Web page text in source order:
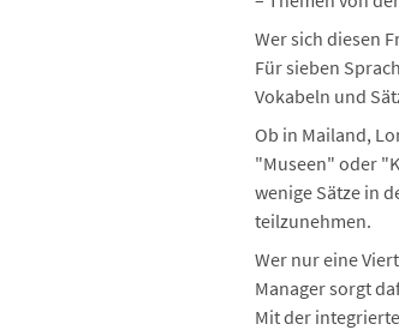
Wer sich diesen
Für sieben
Vokabeln und
Ob in Mailand,
"Museen" oder
wenige Sätze in
teilzunehmen.
Wer nur eine
Manager sorgt
Mit der